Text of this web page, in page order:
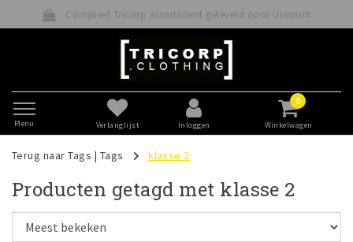
Compleet Tricorp assortiment geleverd door Uniwork
Menu Verlanglijst Inloggen
0
Winkelwagen
Terug naar Tags | Tags klasse 2
Producten getagd met klasse 2